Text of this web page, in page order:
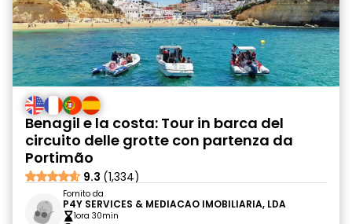
Benagil e la costa: Tour in barca del
circuito delle grotte con partenza da
Portimão
9.3 (1,334)
Fornito da
P4Y SERVICES & MEDIACAO IMOBILIARIA, LDA
1ora 30min